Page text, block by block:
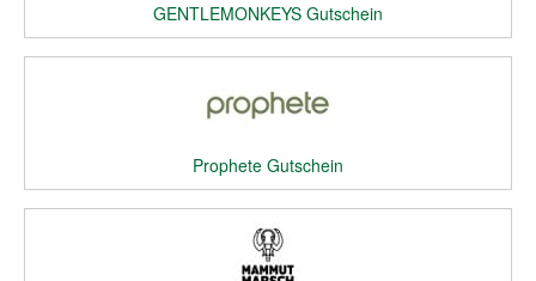
GENTLEMONKEYS Gutschein
Prophete Gutschein